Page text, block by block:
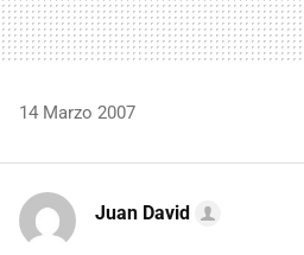
14 Marzo 2007
Juan David